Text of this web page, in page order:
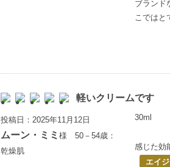
ブランド
こではと
軽いクリームです
投稿日：2025年11月12日
ムーン・ミミ 様 50－54歳：
乾燥肌
30ml
感じた効
エイ